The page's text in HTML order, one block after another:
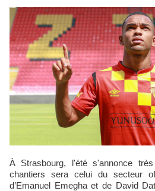
À Strasbourg, l'été s'annonce
chantiers sera celui du secteur
d’Emanuel Emegha et de David